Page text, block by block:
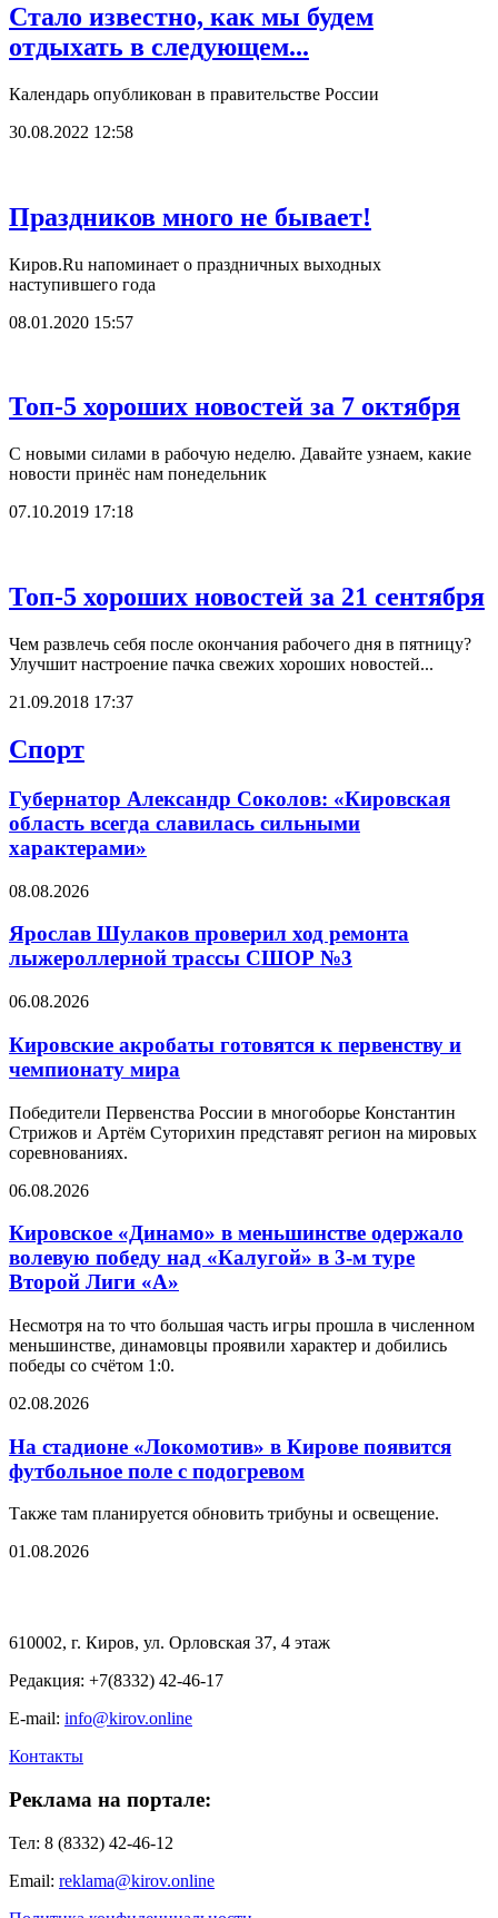
Стало известно, как мы будем
отдыхать в следующем...
Календарь опубликован в правительстве России
30.08.2022 12:58
Праздников много не бывает!
Киров.Ru напоминает о праздничных выходных
наступившего года
08.01.2020 15:57
Топ-5 хороших новостей за 7 октября
С новыми силами в рабочую неделю. Давайте узнаем, какие
новости принёс нам понедельник
07.10.2019 17:18
Топ-5 хороших новостей за 21 сентября
Чем развлечь себя после окончания рабочего дня в пятницу?
Улучшит настроение пачка свежих хороших новостей...
21.09.2018 17:37
Спорт
Губернатор Александр Соколов: «Кировская
область всегда славилась сильными
характерами»
08.08.2026
Ярослав Шулаков проверил ход ремонта
лыжероллерной трассы СШОР №3
06.08.2026
Кировские акробаты готовятся к первенству и
чемпионату мира
Победители Первенства России в многоборье Константин
Стрижов и Артём Суторихин представят регион на мировых
соревнованиях.
06.08.2026
Кировское «Динамо» в меньшинстве одержало
волевую победу над «Калугой» в 3-м туре
Второй Лиги «А»
Несмотря на то что большая часть игры прошла в численном
меньшинстве, динамовцы проявили характер и добились
победы со счётом 1:0.
02.08.2026
На стадионе «Локомотив» в Кирове появится
футбольное поле с подогревом
Также там планируется обновить трибуны и освещение.
01.08.2026
610002, г. Киров, ул. Орловская 37, 4 этаж
Редакция: +7(8332) 42-46-17
E-mail: info@kirov.online
Контакты
Реклама на портале:
Тел: 8 (8332) 42-46-12
Email: reklama@kirov.online